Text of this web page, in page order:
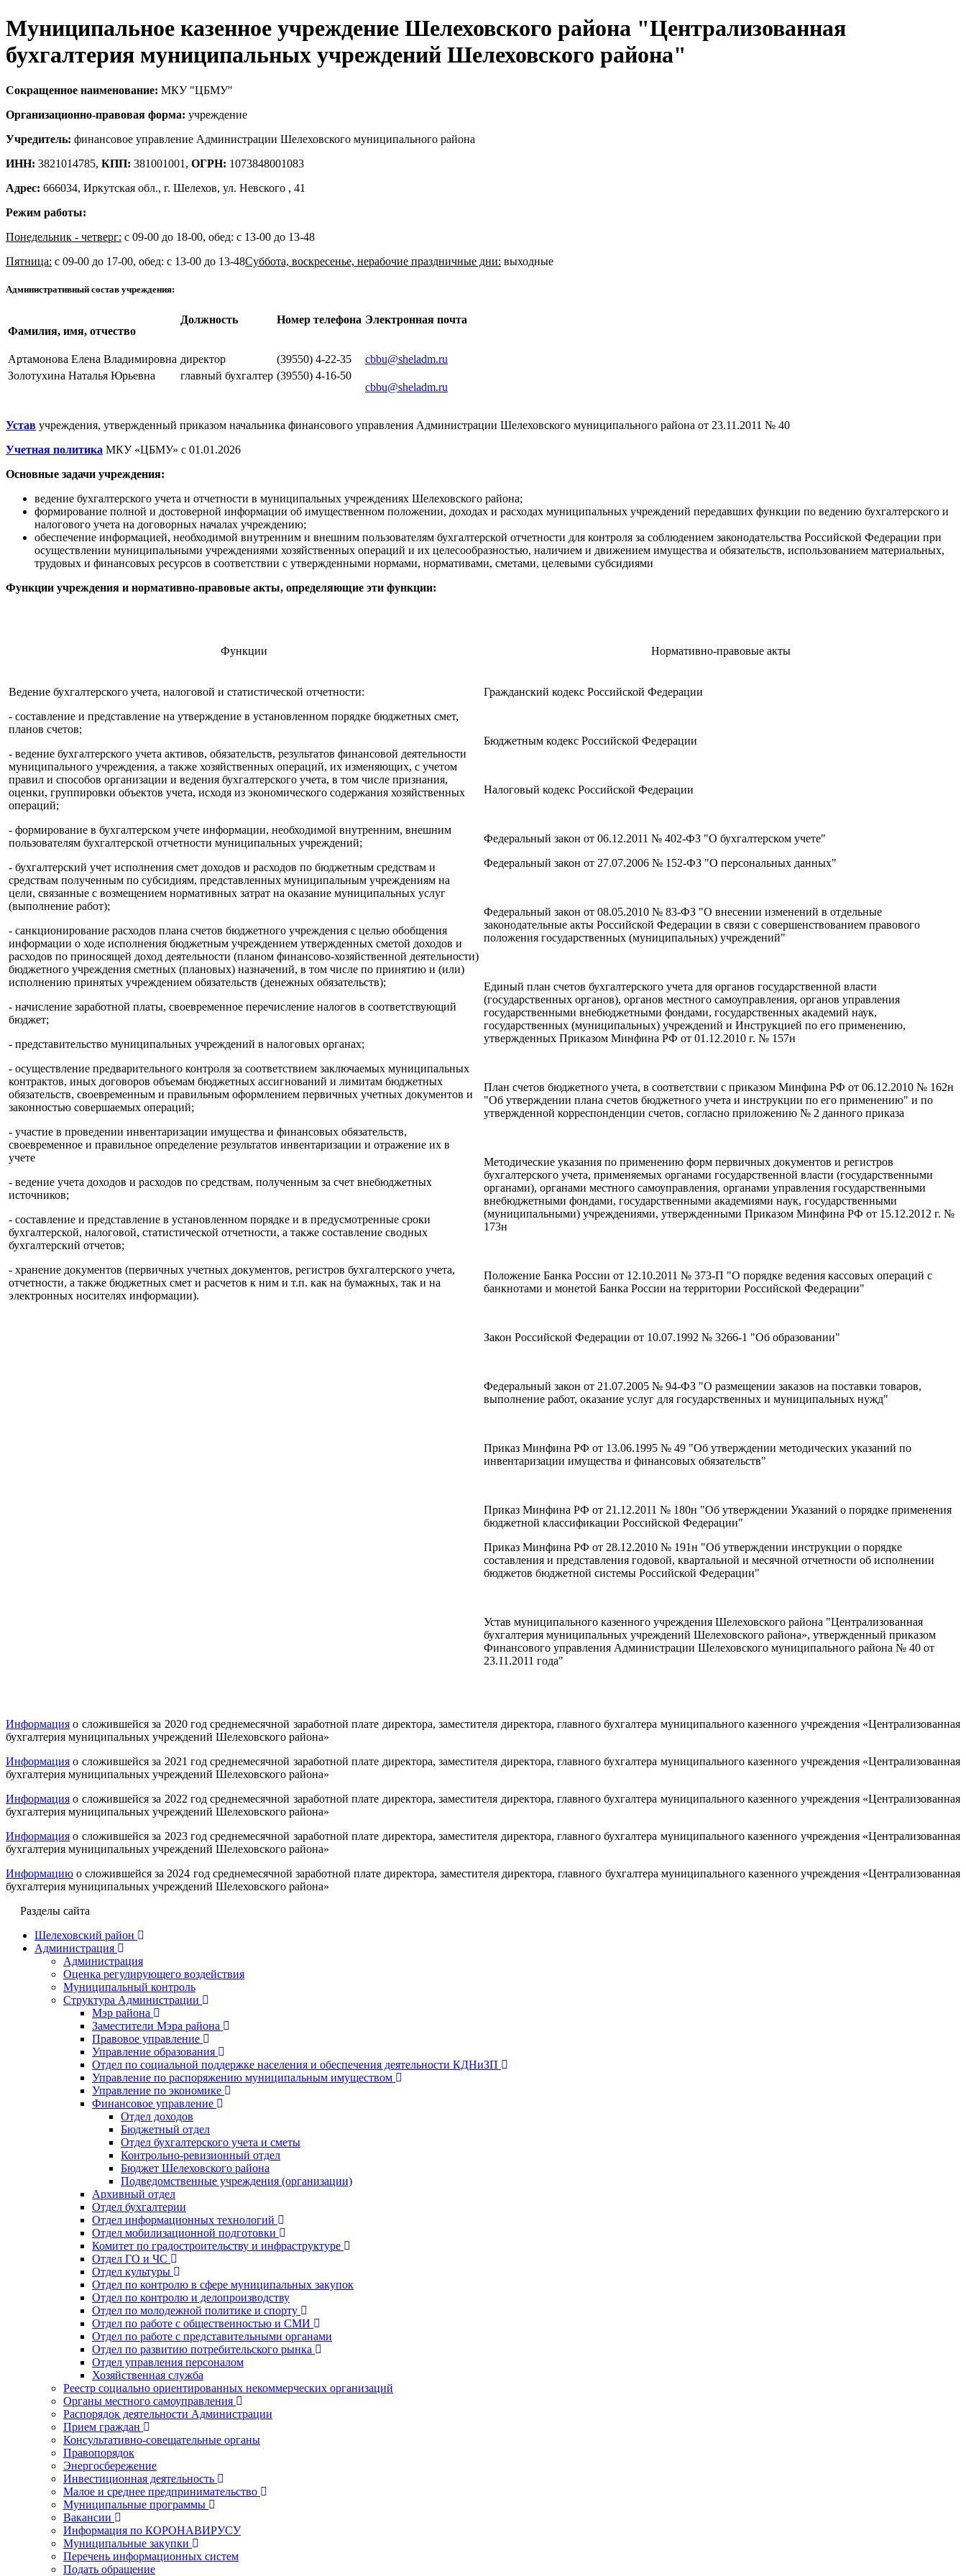
Муниципальное казенное учреждение Шелеховского района "Централизованная
бухгалтерия муниципальных учреждений Шелеховского района"
Сокращенное наименование: МКУ "ЦБМУ"
Организационно-правовая форма: учреждение
Учредитель: финансовое управление Администрации Шелеховского муниципального района
ИНН: 3821014785, КПП: 381001001, ОГРН: 1073848001083
Адрес: 666034, Иркутская обл., г. Шелехов, ул. Невского , 41
Режим работы:
Понедельник - четверг: с 09-00 до 18-00, обед: с 13-00 до 13-48
Пятница: с 09-00 до 17-00, обед: с 13-00 до 13-48Суббота, воскресенье, нерабочие праздничные дни: выходные
Административный состав учреждения:
Фамилия, имя, отчество
Должность Номер телефона Электронная почта
Артамонова Елена Владимировна директор (39550) 4-22-35
cbbu@sheladm.ru
Золотухина Наталья Юрьевна
главный бухгалтер (39550) 4-16-50
cbbu@sheladm.ru
Устав учреждения, утвержденный приказом начальника финансового управления Администрации Шелеховского муниципального района от 23.11.2011 № 40
Учетная политика МКУ «ЦБМУ» с 01.01.2026
Основные задачи учреждения:
ведение бухгалтерского учета и отчетности в муниципальных учреждениях Шелеховского района;
формирование полной и достоверной информации об имущественном положении, доходах и расходах муниципальных учреждений передавших функции по ведению бухгалтерского и
налогового учета на договорных началах учреждению;
обеспечение информацией, необходимой внутренним и внешним пользователям бухгалтерской отчетности для контроля за соблюдением законодательства Российской Федерации при
осуществлении муниципальными учреждениями хозяйственных операций и их целесообразностью, наличием и движением имущества и обязательств, использованием материальных,
трудовых и финансовых ресурсов в соответствии с утвержденными нормами, нормативами, сметами, целевыми субсидиями
Функции учреждения и нормативно-правовые акты, определяющие эти функции:
Функции Нормативно-правовые акты
Ведение бухгалтерского учета, налоговой и статистической отчетности:
- составление и представление на утверждение в установленном порядке бюджетных смет,
планов счетов;
- ведение бухгалтерского учета активов, обязательств, результатов финансовой деятельности
муниципального учреждения, а также хозяйственных операций, их изменяющих, с учетом
правил и способов организации и ведения бухгалтерского учета, в том числе признания,
оценки, группировки объектов учета, исходя из экономического содержания хозяйственных
операций;
- формирование в бухгалтерском учете информации, необходимой внутренним, внешним
пользователям бухгалтерской отчетности муниципальных учреждений;
- бухгалтерский учет исполнения смет доходов и расходов по бюджетным средствам и
средствам полученным по субсидиям, представленных муниципальным учреждениям на
цели, связанные с возмещением нормативных затрат на оказание муниципальных услуг
(выполнение работ);
- санкционирование расходов плана счетов бюджетного учреждения с целью обобщения
информации о ходе исполнения бюджетным учреждением утвержденных сметой доходов и
расходов по приносящей доход деятельности (планом финансово-хозяйственной деятельности)
бюджетного учреждения сметных (плановых) назначений, в том числе по принятию и (или)
исполнению принятых учреждением обязательств (денежных обязательств);
- начисление заработной платы, своевременное перечисление налогов в соответствующий
бюджет;
- представительство муниципальных учреждений в налоговых органах;
- осуществление предварительного контроля за соответствием заключаемых муниципальных
контрактов, иных договоров объемам бюджетных ассигнований и лимитам бюджетных
обязательств, своевременным и правильным оформлением первичных учетных документов и
законностью совершаемых операций;
- участие в проведении инвентаризации имущества и финансовых обязательств,
своевременное и правильное определение результатов инвентаризации и отражение их в
учете
- ведение учета доходов и расходов по средствам, полученным за счет внебюджетных
источников;
- составление и представление в установленном порядке и в предусмотренные сроки
бухгалтерской, налоговой, статистической отчетности, а также составление сводных
бухгалтерский отчетов;
- хранение документов (первичных учетных документов, регистров бухгалтерского учета,
отчетности, а также бюджетных смет и расчетов к ним и т.п. как на бумажных, так и на
электронных носителях информации).
Гражданский кодекс Российской Федерации
Бюджетным кодекс Российской Федерации
Налоговый кодекс Российской Федерации
Федеральный закон от 06.12.2011 № 402-ФЗ "О бухгалтерском учете"
Федеральный закон от 27.07.2006 № 152-ФЗ "О персональных данных"
Федеральный закон от 08.05.2010 № 83-ФЗ "О внесении изменений в отдельные
законодательные акты Российской Федерации в связи с совершенствованием правового
положения государственных (муниципальных) учреждений"
Единый план счетов бухгалтерского учета для органов государственной власти
(государственных органов), органов местного самоуправления, органов управления
государственными внебюджетными фондами, государственных академий наук,
государственных (муниципальных) учреждений и Инструкцией по его применению,
утвержденных Приказом Минфина РФ от 01.12.2010 г. № 157н
План счетов бюджетного учета, в соответствии с приказом Минфина РФ от 06.12.2010 № 162н
"Об утверждении плана счетов бюджетного учета и инструкции по его применению" и по
утвержденной корреспонденции счетов, согласно приложению № 2 данного приказа
Методические указания по применению форм первичных документов и регистров
бухгалтерского учета, применяемых органами государственной власти (государственными
органами), органами местного самоуправления, органами управления государственными
внебюджетными фондами, государственными академиями наук, государственными
(муниципальными) учреждениями, утвержденными Приказом Минфина РФ от 15.12.2012 г. №
173н
Положение Банка России от 12.10.2011 № 373-П "О порядке ведения кассовых операций с
банкнотами и монетой Банка России на территории Российской Федерации"
Закон Российской Федерации от 10.07.1992 № 3266-1 "Об образовании"
Федеральный закон от 21.07.2005 № 94-ФЗ "О размещении заказов на поставки товаров,
выполнение работ, оказание услуг для государственных и муниципальных нужд"
Приказ Минфина РФ от 13.06.1995 № 49 "Об утверждении методических указаний по
инвентаризации имущества и финансовых обязательств"
Приказ Минфина РФ от 21.12.2011 № 180н "Об утверждении Указаний о порядке применения
бюджетной классификации Российской Федерации"
Приказ Минфина РФ от 28.12.2010 № 191н "Об утверждении инструкции о порядке
составления и представления годовой, квартальной и месячной отчетности об исполнении
бюджетов бюджетной системы Российской Федерации"
Устав муниципального казенного учреждения Шелеховского района "Централизованная
бухгалтерия муниципальных учреждений Шелеховского района», утвержденный приказом
Финансового управления Администрации Шелеховского муниципального района № 40 от
23.11.2011 года"
Информация о сложившейся за 2020 год среднемесячной заработной плате директора, заместителя директора, главного бухгалтера муниципального казенного учреждения «Централизованная
бухгалтерия муниципальных учреждений Шелеховского района»
Информация о сложившейся за 2021 год среднемесячной заработной плате директора, заместителя директора, главного бухгалтера муниципального казенного учреждения «Централизованная
бухгалтерия муниципальных учреждений Шелеховского района»
Информация о сложившейся за 2022 год среднемесячной заработной плате директора, заместителя директора, главного бухгалтера муниципального казенного учреждения «Централизованная
бухгалтерия муниципальных учреждений Шелеховского района»
Информация о сложившейся за 2023 год среднемесячной заработной плате директора, заместителя директора, главного бухгалтера муниципального казенного учреждения «Централизованная
бухгалтерия муниципальных учреждений Шелеховского района»
Информацию о сложившейся за 2024 год среднемесячной заработной плате директора, заместителя директора, главного бухгалтера муниципального казенного учреждения «Централизованная
бухгалтерия муниципальных учреждений Шелеховского района»
Разделы сайта
Шелеховский район
Администрация
Администрация
Оценка регулирующего воздействия
Муниципальный контроль
Структура Администрации
Мэр района
Заместители Мэра района
Правовое управление
Управление образования
Отдел по социальной поддержке населения и обеспечения деятельности КДНиЗП
Управление по распоряжению муниципальным имуществом
Управление по экономике
Финансовое управление
Отдел доходов
Бюджетный отдел
Отдел бухгалтерского учета и сметы
Контрольно-ревизионный отдел
Бюджет Шелеховского района
Подведомственные учреждения (организации)
Архивный отдел
Отдел бухгалтерии
Отдел информационных технологий
Отдел мобилизационной подготовки
Комитет по градостроительству и инфраструктуре
Отдел ГО и ЧС
Отдел культуры
Отдел по контролю в сфере муниципальных закупок
Отдел по контролю и делопроизводству
Отдел по молодежной политике и спорту
Отдел по работе с общественностью и СМИ
Отдел по работе с представительными органами
Отдел по развитию потребительского рынка
Отдел управления персоналом
Хозяйственная служба
Реестр социально ориентированных некоммерческих организаций
Органы местного самоуправления
Распорядок деятельности Администрации
Прием граждан
Консультативно-совещательные органы
Правопорядок
Энергосбережение
Инвестиционная деятельность
Малое и среднее предпринимательство
Муниципальные программы
Вакансии
Информация по КОРОНАВИРУСУ
Муниципальные закупки
Перечень информационных систем
Подать обращение